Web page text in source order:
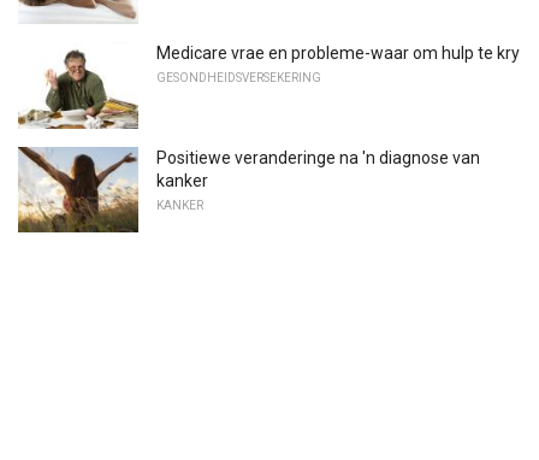
Medicare vrae en probleme-waar om hulp te kry
GESONDHEIDSVERSEKERING
Positiewe veranderinge na 'n diagnose van
kanker
KANKER